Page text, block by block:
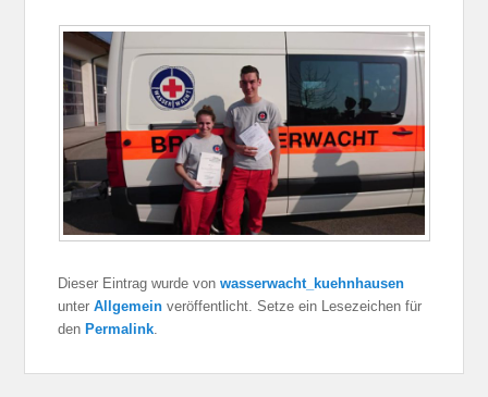
Dieser Eintrag wurde vonwasserwacht_kuehnhausen
unterAllgemein veröffentlicht. Setze ein Lesezeichen für
den Permalink